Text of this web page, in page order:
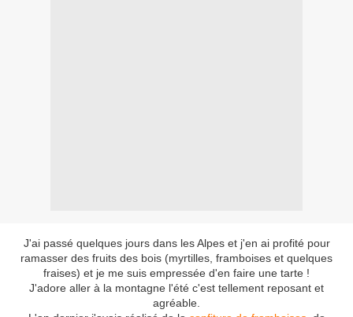
J'ai passé quelques jours dans les Alpes et j'en ai profité pour
ramasser des fruits des bois (myrtilles, framboises et quelques
fraises) et je me suis empressée d'en faire une tarte !
J'adore aller à la montagne l'été c'est tellement reposant et
agréable.